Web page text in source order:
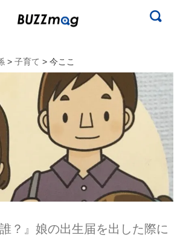
> 子育て > 今ここ
？』娘の出生届を出した際に